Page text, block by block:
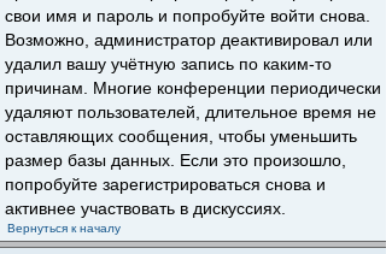
свои имя и пароль и попробуйте войти снова.
Возможно, администратор деактивировал или
удалил вашу учётную запись по каким-то
причинам. Многие конференции периодически
удаляют пользователей, длительное время не
оставляющих сообщения, чтобы уменьшить
размер базы данных. Если это произошло,
попробуйте зарегистрироваться снова и
активнее участвовать в дискуссиях.
Вернуться к началу